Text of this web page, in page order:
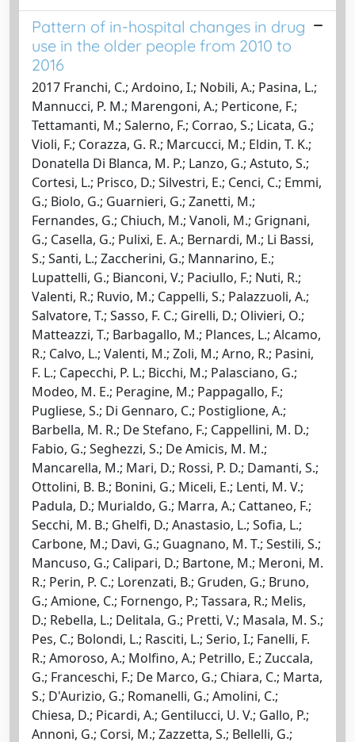
Pattern of in-hospital changes in drug
use in the older people from 2010 to
2016
2017 Franchi, C.; Ardoino, I.; Nobili, A.; Pasina, L.;
Mannucci, P. M.; Marengoni, A.; Perticone, F.;
Tettamanti, M.; Salerno, F.; Corrao, S.; Licata, G.;
Violi, F.; Corazza, G. R.; Marcucci, M.; Eldin, T. K.;
Donatella Di Blanca, M. P.; Lanzo, G.; Astuto, S.;
Cortesi, L.; Prisco, D.; Silvestri, E.; Cenci, C.; Emmi,
G.; Biolo, G.; Guarnieri, G.; Zanetti, M.;
Fernandes, G.; Chiuch, M.; Vanoli, M.; Grignani,
G.; Casella, G.; Pulixi, E. A.; Bernardi, M.; Li Bassi,
S.; Santi, L.; Zaccherini, G.; Mannarino, E.;
Lupattelli, G.; Bianconi, V.; Paciullo, F.; Nuti, R.;
Valenti, R.; Ruvio, M.; Cappelli, S.; Palazzuoli, A.;
Salvatore, T.; Sasso, F. C.; Girelli, D.; Olivieri, O.;
Matteazzi, T.; Barbagallo, M.; Plances, L.; Alcamo,
R.; Calvo, L.; Valenti, M.; Zoli, M.; Arno, R.; Pasini,
F. L.; Capecchi, P. L.; Bicchi, M.; Palasciano, G.;
Modeo, M. E.; Peragine, M.; Pappagallo, F.;
Pugliese, S.; Di Gennaro, C.; Postiglione, A.;
Barbella, M. R.; De Stefano, F.; Cappellini, M. D.;
Fabio, G.; Seghezzi, S.; De Amicis, M. M.;
Mancarella, M.; Mari, D.; Rossi, P. D.; Damanti, S.;
Ottolini, B. B.; Bonini, G.; Miceli, E.; Lenti, M. V.;
Padula, D.; Murialdo, G.; Marra, A.; Cattaneo, F.;
Secchi, M. B.; Ghelfi, D.; Anastasio, L.; Sofia, L.;
Carbone, M.; Davi, G.; Guagnano, M. T.; Sestili, S.;
Mancuso, G.; Calipari, D.; Bartone, M.; Meroni, M.
R.; Perin, P. C.; Lorenzati, B.; Gruden, G.; Bruno,
G.; Amione, C.; Fornengo, P.; Tassara, R.; Melis,
D.; Rebella, L.; Delitala, G.; Pretti, V.; Masala, M. S.;
Pes, C.; Bolondi, L.; Rasciti, L.; Serio, I.; Fanelli, F.
R.; Amoroso, A.; Molfino, A.; Petrillo, E.; Zuccala,
G.; Franceschi, F.; De Marco, G.; Chiara, C.; Marta,
S.; D'Aurizio, G.; Romanelli, G.; Amolini, C.;
Chiesa, D.; Picardi, A.; Gentilucci, U. V.; Gallo, P.;
Annoni, G.; Corsi, M.; Zazzetta, S.; Bellelli, G.;